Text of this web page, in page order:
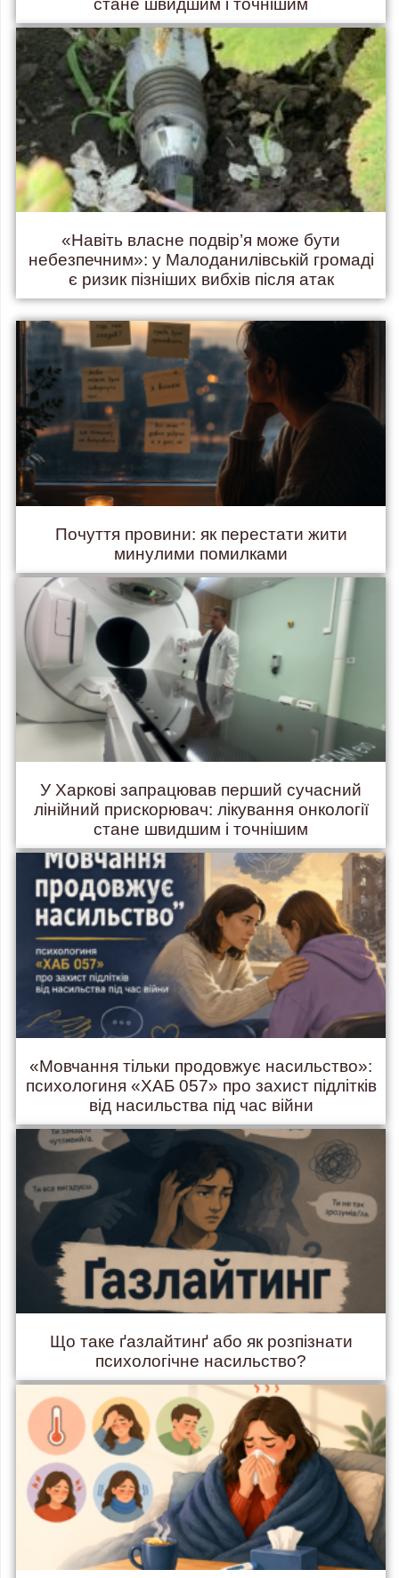
стане швидшим і точнішим
«Навіть власне подвір’я може бути
небезпечним»: у Малоданилівській громаді
є ризик пізніших вибхів після атак
Почуття провини: як перестати жити
минулими помилками
У Харкові запрацював перший сучасний
лінійний прискорювач: лікування онкології
стане швидшим і точнішим
«Мовчання тільки продовжує насильство»:
психологиня «ХАБ 057» про захист підлітків
від насильства під час війни
Що таке ґазлайтинґ або як розпізнати
психологічне насильство?